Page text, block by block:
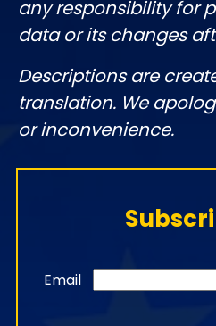
any responsibility for
data or its changes
Descriptions are
translation. We
or inconvenience.
Email